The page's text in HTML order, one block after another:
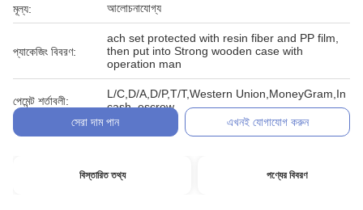
মূল্য: আলোচনাযোগ্য
প্যাকেজিং বিবরণ:
ach set protected with resin fiber and PP film,
then put into Strong wooden case with
operation man
পেমেন্ট শর্তাবলী:
L/C,D/A,D/P,T/T,Western Union,MoneyGram,In
cash, escrow
সেরা দাম পান
এখনই যোগাযোগ করুন
বিস্তারিত তথ্য পণ্যের বিবরণ